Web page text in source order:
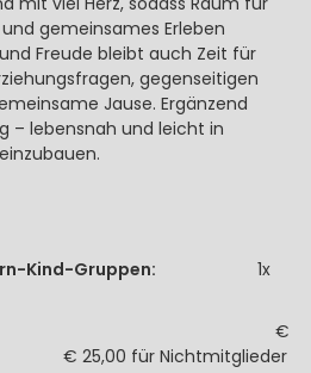
gemeinsames Erleben
Freude bleibt auch Zeit für
gegenseitigen
Jause. Ergänzend
– lebensnah und leicht in
Kind-Gruppen:
1x
€ 25,00 für Nichtmitglieder